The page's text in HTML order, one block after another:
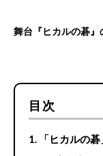
舞台『ヒカルの碁
目次
「ヒカルの